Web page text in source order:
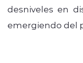
desniveles en
emergiendo del